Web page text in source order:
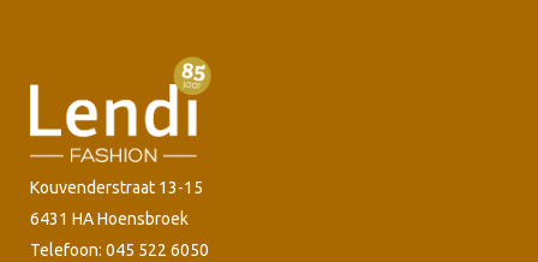
Kouvenderstraat 13-15
6431 HA Hoensbroek
Telefoon: 045 522 6050